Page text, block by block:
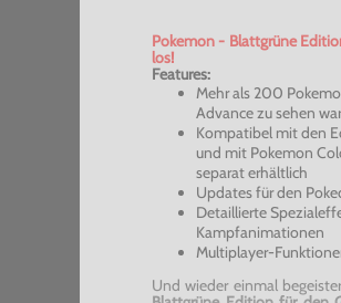
Pokemon - Blattgrüne
los!
Features:
Mehr als 200
Advancezu sehen
Kompatibel mit den
und mit Pokemon
separat erhältlich
Updates für den
Detaillierte
Kampfanimationen
Multiplayer-
Und wieder einmal